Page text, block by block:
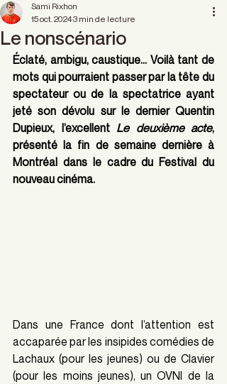
Le nonscénario
Sami Rixhon
15 oct. 20243 min de lecture
Éclaté, ambigu, caustique… Voilà tant de
mots qui pourraient passer par la tête du
spectateur ou de la spectatrice ayant
jeté son dévolu sur le dernier Quentin
Dupieux, l’excellent Le deuxième acte,
présenté la fin de semaine dernière à
Montréal dans le cadre du Festival du
nouveau cinéma.
Dans une France dont l’attention est
accaparée par les insipides comédies de
Lachaux (pour les jeunes) ou de Clavier
(pour les moins jeunes), un OVNI de la